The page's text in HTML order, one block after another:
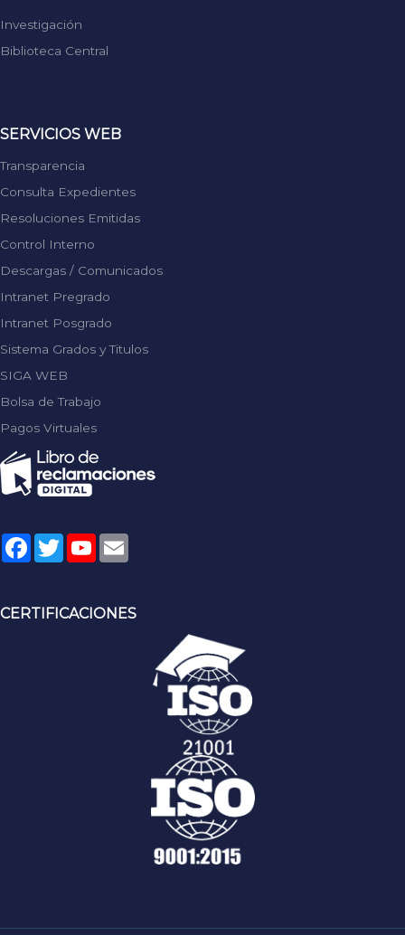
Investigación
Biblioteca Central
SERVICIOS WEB
Transparencia
Consulta Expedientes
Resoluciones Emitidas
Control Interno
Descargas / Comunicados
Intranet Pregrado
Intranet Posgrado
Sistema Grados y Titulos
SIGA WEB
Bolsa de Trabajo
Pagos Virtuales
Facebook
TwitterYouTube
CERTIFICACIONES